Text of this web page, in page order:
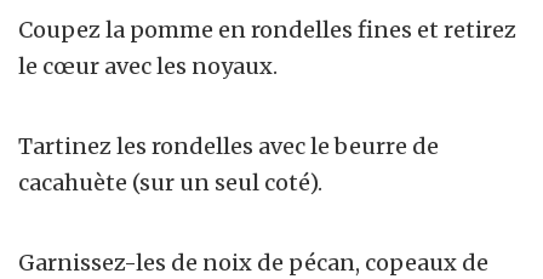
Coupez la pomme en rondelles fines et retirez
le cœur avec les noyaux.
Tartinez les rondelles avec le beurre de
cacahuète (sur un seul coté).
Garnissez-les de noix de pécan, copeaux de